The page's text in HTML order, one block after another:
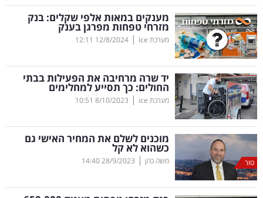
מדדים
ומחקרים
דעות
רכילות
עסקית
קריפטו
ויראלי
טלוויזיה
מענקים במאות אלפי שקלים: בנק
מזרחי טפחות מפרגן בענק
מערכת ice |
12/8/2024
12:11
יד שרה מרחיבה את הפעילות בבתי
החולים: כך תסייע למחלימים
מערכת ice |
8/10/2023
10:51
טור
מוכנים לשלם את המחיר האישי גם
כשהוא לא קל
משה כהן |
28/9/2023
14:40